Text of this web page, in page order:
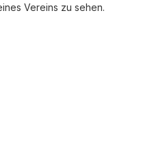
Vereins zu sehen.